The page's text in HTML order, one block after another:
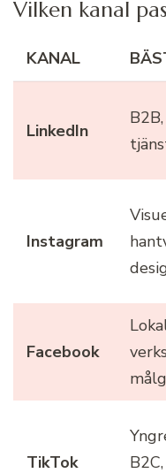
Vilken kanal
KANAL
LinkedIn
Instagram
Facebook
TikTok